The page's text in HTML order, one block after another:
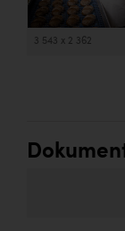
3 543 x 2 362